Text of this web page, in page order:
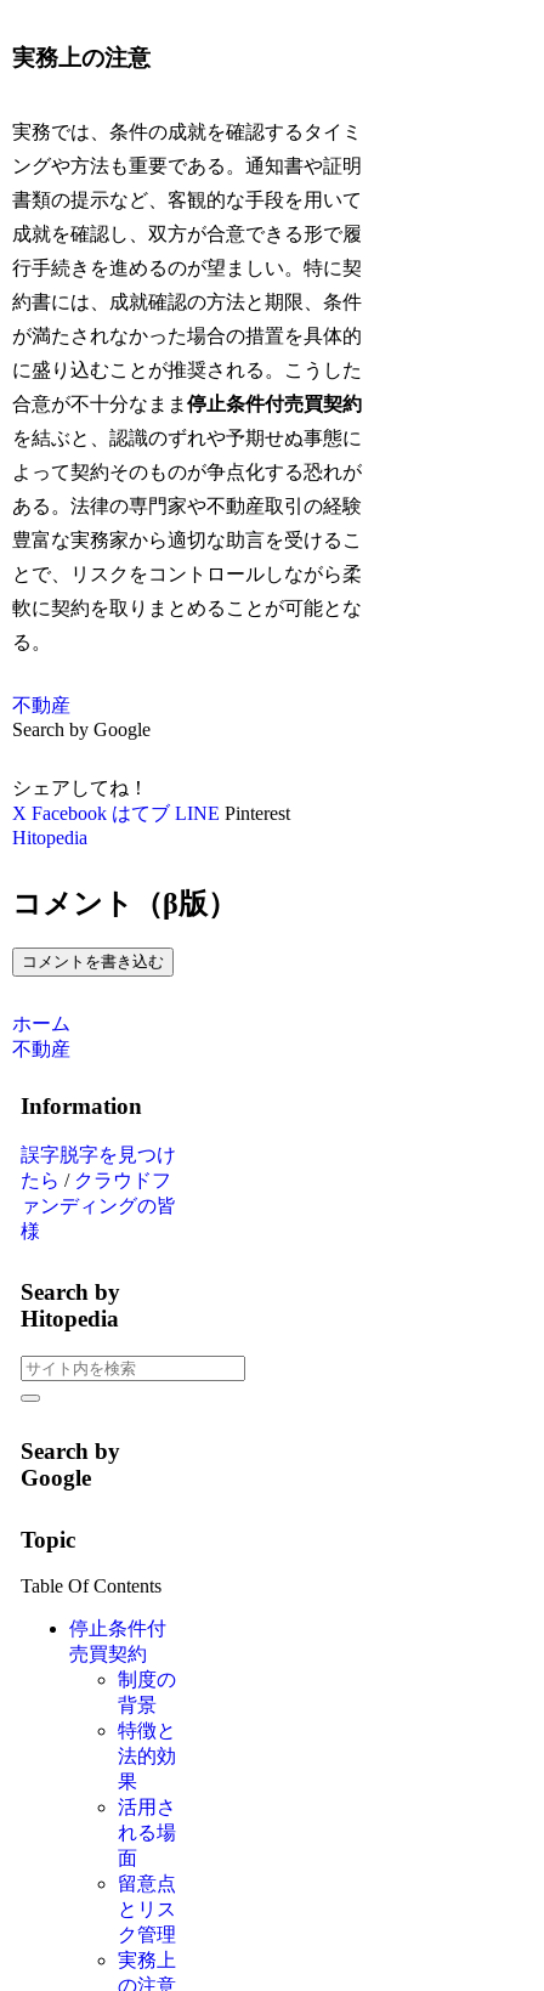
実務上の注意
実務では、条件の成就を確認するタイミ
ングや方法も重要である。通知書や証明
書類の提示など、客観的な手段を用いて
成就を確認し、双方が合意できる形で履
行手続きを進めるのが望ましい。特に契
約書には、成就確認の方法と期限、条件
が満たされなかった場合の措置を具体的
に盛り込むことが推奨される。こうした
合意が不十分なまま停止条件付売買契約
を結ぶと、認識のずれや予期せぬ事態に
よって契約そのものが争点化する恐れが
ある。法律の専門家や不動産取引の経験
豊富な実務家から適切な助言を受けるこ
とで、リスクをコントロールしながら柔
軟に契約を取りまとめることが可能とな
る。
不動産
Search by Google
シェアしてね！
X Facebook はてブ LINE Pinterest
Hitopedia
コメント（β版）
コメントを書き込む
ホーム
不動産
Information
誤字脱字を見つけ
たら / クラウドフ
ァンディングの皆
様
Search by
Hitopedia
Search by
Google
Topic
Table Of Contents
停止条件付
売買契約
制度の
背景
特徴と
法的効
果
活用さ
れる場
面
留意点
とリス
ク管理
実務上
の注意